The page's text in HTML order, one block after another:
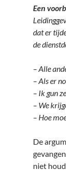
Een
dat er
de
– Alle
– Als er
– Ik gun
– We
– Hoe
De
niet